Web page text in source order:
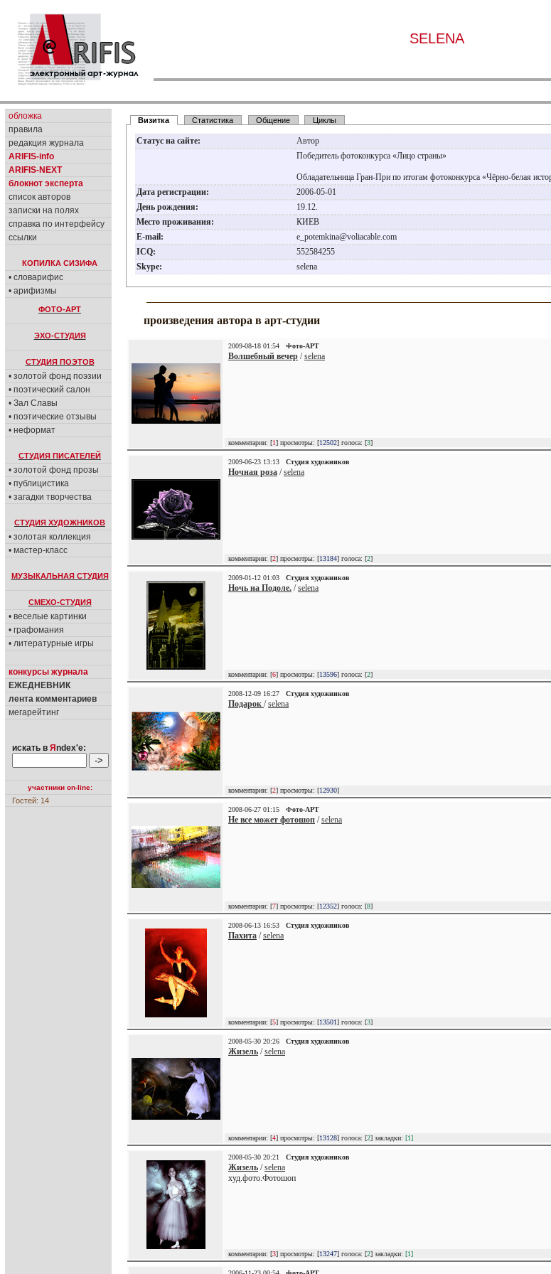
SELENA
обложка
правила
редакция журнала
ARIFIS-info
ARIFIS-NEXT
блокнот эксперта
список авторов
записки на полях
справка по интерфейсу
ссылки
КОПИЛКА СИЗИФА
• словарифис
• арифизмы
ФОТО-АРТ
ЭХО-СТУДИЯ
СТУДИЯ ПОЭТОВ
• золотой фонд поэзии
• поэтический салон
• Зал Славы
• поэтические отзывы
• неформат
СТУДИЯ ПИСАТЕЛЕЙ
• золотой фонд прозы
• публицистика
• загадки творчества
СТУДИЯ ХУДОЖНИКОВ
• золотая коллекция
• мастер-класс
МУЗЫКАЛЬНАЯ СТУДИЯ
СМЕХО-СТУДИЯ
• веселые картинки
• графомания
• литературные игры
конкурсы журнала
ЕЖЕДНЕВНИК
лента комментариев
мегарейтинг
искать в Я ndex'е:
участники on-line:
Гостей: 14
Визитка Статистика Общение Циклы
Статус на сайте:
Автор
Победитель фотоконкурса «Лицо страны»
Обладательница Гран-При по итогам фотоконкурса «Чёрно-белая
Дата регистрации:
2006-05-01
День рождения:
19.12.
Место проживания:
КИЕВ
E-mail:
e_potemkina@voliacable.com
ICQ:
552584255
Skype:
selena
произведения автора в арт-студии
2009-08-18 01:54 Фото-АРТ
Волшебный вечер /selena
комментарии: [1] просмотры: [12502] голоса: [3]
2009-06-23 13:13 Студия художников
Ночная роза /selena
комментарии: [2] просмотры: [13184] голоса: [2]
2009-01-12 01:03 Студия художников
Ночь на Подоле. /selena
комментарии: [6] просмотры: [13596] голоса: [2]
2008-12-09 16:27 Студия художников
Подарок /selena
комментарии: [2] просмотры: [12930]
2008-06-27 01:15 Фото-АРТ
Не все может фотошоп /selena
комментарии: [7] просмотры: [12352] голоса: [8]
2008-06-13 16:53 Студия художников
Пахита /selena
комментарии: [5] просмотры: [13501] голоса: [3]
2008-05-30 20:26 Студия художников
Жизель /selena
комментарии: [4] просмотры: [13128] голоса: [2] закладки: [1]
2008-05-30 20:21 Студия художников
Жизель /selena
худ.фото.Фотошоп
комментарии: [3] просмотры: [13247] голоса: [2] закладки: [1]